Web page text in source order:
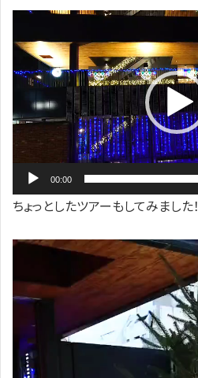
画
プ
ー
ヤ
ー
00:00
ちょっとしたツアーもしてみました！
動
プ
ー
ヤ